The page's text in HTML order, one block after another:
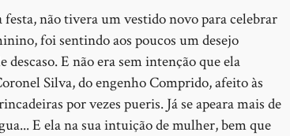
não tivera um vestido novo para celebrar
foi sentindo aos poucos um desejo
E não era sem intenção que ela
Silva, do engenho Comprido, afeito às
por vezes pueris. Já se apeara mais de
E ela na sua intuição de mulher, bem que